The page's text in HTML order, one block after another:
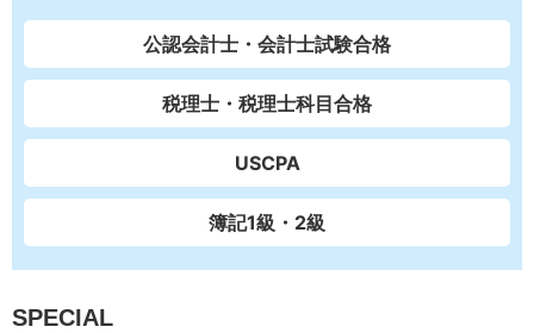
公認会計士・会計士試験合格
税理士・税理士科目合格
USCPA
簿記1級・2級
SPECIAL